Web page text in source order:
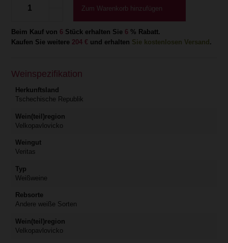
Zum Warenkorb hinzufügen
Beim Kauf von 6 Stück erhalten Sie 6 % Rabatt.
Kaufen Sie weitere 204 € und erhalten Sie kostenlosen Versand .
Weinspezifikation
Herkunftsland
Tschechische Republik
Wein(teil)region
Velkopavlovicko
Weingut
Veritas
Typ
Weißweine
Rebsorte
Andere weiße Sorten
Wein(teil)region
Velkopavlovicko